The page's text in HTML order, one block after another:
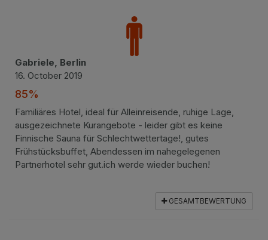
Gabriele, Berlin
16. October 2019
85%
Familiäres Hotel, ideal für Alleinreisende, ruhige Lage,
ausgezeichnete Kurangebote - leider gibt es keine
Finnische Sauna für Schlechtwettertage!, gutes
Frühstücksbuffet, Abendessen im nahegelegenen
Partnerhotel sehr gut.ich werde wieder buchen!
GESAMTBEWERTUNG